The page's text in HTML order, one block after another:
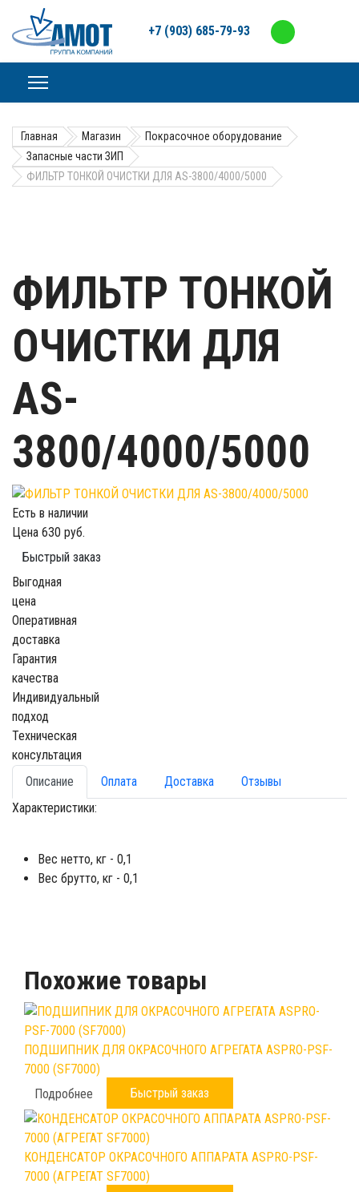
+7 (903) 685-79-93
Главная Магазин
Покрасочное оборудование
Запасные части ЗИП
ФИЛЬТР ТОНКОЙ ОЧИСТКИ ДЛЯ AS-3800/4000/5000
ФИЛЬТР ТОНКОЙ
ОЧИСТКИ ДЛЯ
AS-
3800/4000/5000
Есть в наличии
Цена 630 руб.
Быстрый заказ
Выгодная
цена
Оперативная
доставка
Гарантия
качества
Индивидуальный
подход
Техническая
консультация
Описание
Оплата Доставка
Отзывы
Характеристики:
Вес нетто, кг - 0,1
Вес брутто, кг - 0,1
Похожие товары
ПОДШИПНИК ДЛЯ ОКРАСОЧНОГО АГРЕГАТА ASPRO-PSF-
7000 (SF7000)
Подробнее
Быстрый заказ
КОНДЕНСАТОР ОКРАСОЧНОГО АППАРАТА ASPRO-PSF-
7000 (АГРЕГАТ SF7000)